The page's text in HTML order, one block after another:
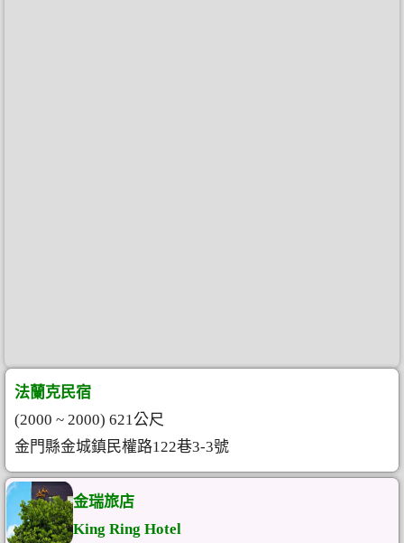
法蘭克民宿
(2000 ~ 2000) 621公尺
金門縣金城鎮民權路122巷3-3號
金瑞旅店
King Ring Hotel